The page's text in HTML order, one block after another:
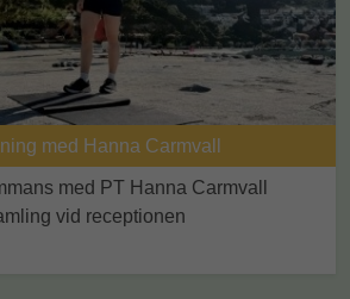
med Hanna Carmvall
med PT Hanna Carmvall
vid receptionen